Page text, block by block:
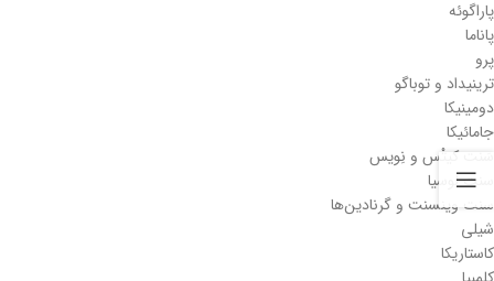
پاراگوئه
پاناما
پرو
ترینیداد و توباگو
دومینیکا
جامائیکا
سَنت کیتْس و نِویس
سنت لوسیا
سنت وینسنت و گرنادین‌ها
شیلی
کاستاریکا